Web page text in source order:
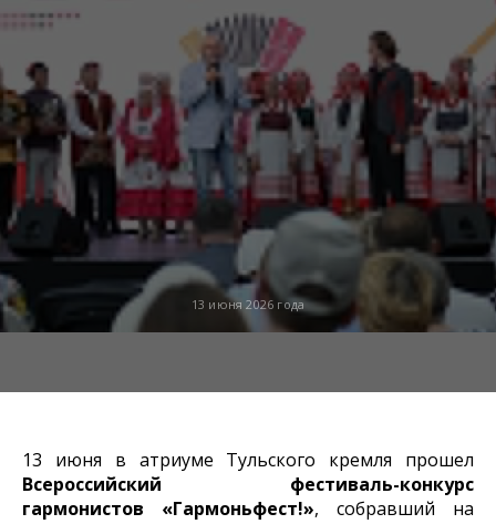
13 июня 2026 года
13 июня в атриуме Тульского кремля прошел
Всероссийский фестиваль-конкурс
гармонистов «Гармоньфест!», собравший на